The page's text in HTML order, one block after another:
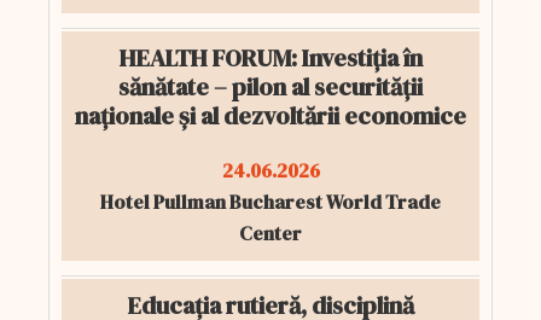
HEALTH FORUM: Investiția în
sănătate – pilon al securității
naționale și al dezvoltării economice
24.06.2026
Hotel Pullman Bucharest World Trade
Center
Educația rutieră, disciplină